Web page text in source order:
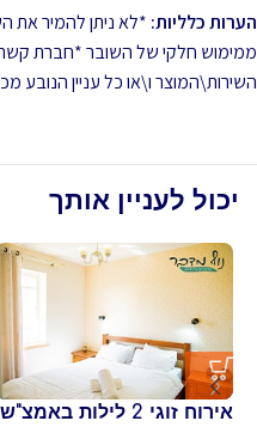
הערות כלליות: *לא ניתן להמיר את
ממימוש חלקי של השובר *חברת
השירות\המוצר ו\או כל עניין
יכול לעניין אותך
אירוח זוגי 2 לילות באמצ"ש